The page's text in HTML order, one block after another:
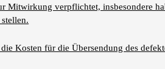
Mitwirkung verpflichtet, insbesondere
die Kosten für die Übersendung des